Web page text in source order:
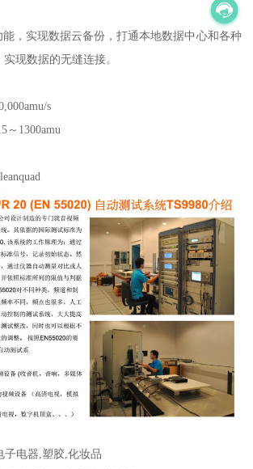
，实现数据云备份，打通本地数据中心和各种
现数据的无缝连接。
s
～1300amu
子电器,塑胶,化妆品